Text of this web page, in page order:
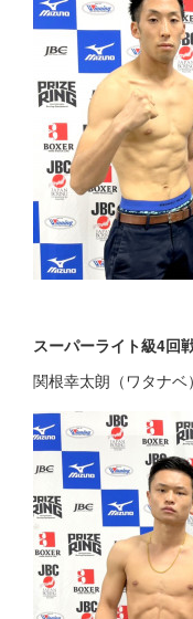
スーパーライト級4回
関根幸太朗（ワタナベ